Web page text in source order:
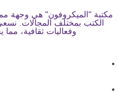
مكتبة "الميكروفون" هي وجهة
الكتب بمختلف المجالات.
وفعاليات ثقافية، مما